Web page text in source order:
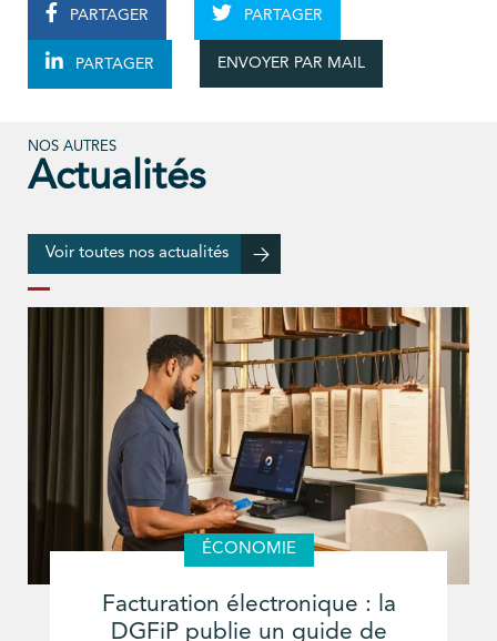
PARTAGER PARTAGER
PARTAGER ENVOYER PAR MAIL
NOS AUTRES
Actualités
Voir toutes nos actualités
ÉCONOMIE
Facturation électronique : la
DGFiP publie un guide de